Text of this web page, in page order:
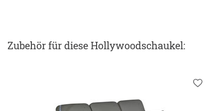
Zubehörfür diese Hollywoodschaukel: